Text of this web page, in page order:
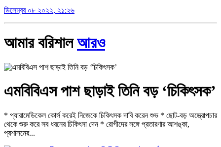
ডিসেম্বর ০৮ ২০২২, ২১:২৬
আমার বরিশালআরও
এমবিবিএস পাশ ছাড়াই তিনি বড় ‘চিকিৎসক’
* প্যারামেডিকেল কোর্স করেই নিজেকে চিকিৎসক দাবি করেন শুভ * ছোট-বড় অস্ত্রোপচার
থেকে শুরু করে সব ধরনের চিকিৎসা দেন * রোগীদের সঙ্গে প্রতারণার আশঙ্কা,
প্রশাসনের...